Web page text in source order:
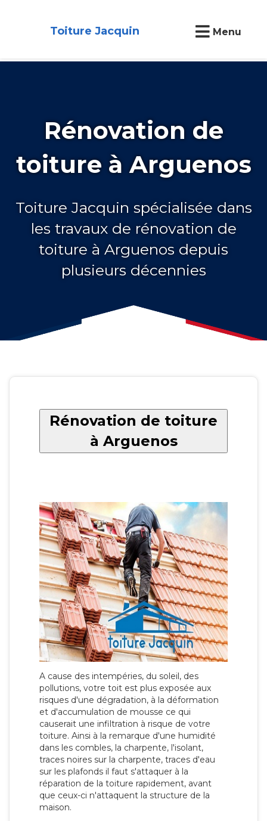
Toiture Jacquin Menu
Rénovation de
toiture à Arguenos
Toiture Jacquin spécialisée dans
les travaux de rénovation de
toiture à Arguenos depuis
plusieurs décennies
Rénovation de toiture
à Arguenos
A cause des intempéries, du soleil, des
pollutions, votre toit est plus exposée aux
risques d'une dégradation, à la déformation
et d'accumulation de mousse ce qui
causerait une infiltration à risque de votre
toiture. Ainsi à la remarque d'une humidité
dans les combles, la charpente, l'isolant,
traces noires sur la charpente, traces d'eau
sur les plafonds il faut s'attaquer à la
réparation de la toiture rapidement, avant
que ceux-ci n'attaquent la structure de la
maison.